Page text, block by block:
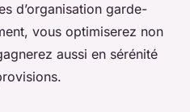
d’organisation garde-
vous optimiserez non
aussi en sérénité